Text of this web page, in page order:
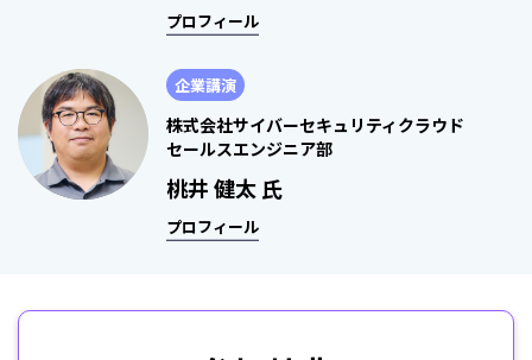
プロフィール
企業講演
株式会社サイバーセキュリティクラウド
セールスエンジニア部
桃井 健太 氏
プロフィール